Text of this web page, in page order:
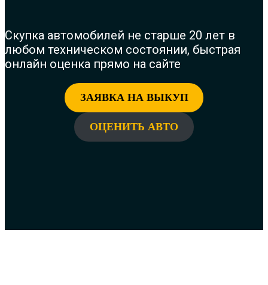
Скупка автомобилей не старше 20 лет в
любом техническом состоянии, быстрая
онлайн оценка прямо на сайте
ЗАЯВКА НА ВЫКУП
ОЦЕНИТЬ АВТО